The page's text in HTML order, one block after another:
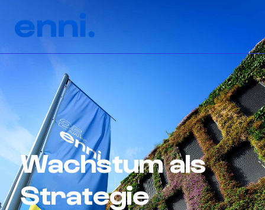
Wachstum als
Strategie